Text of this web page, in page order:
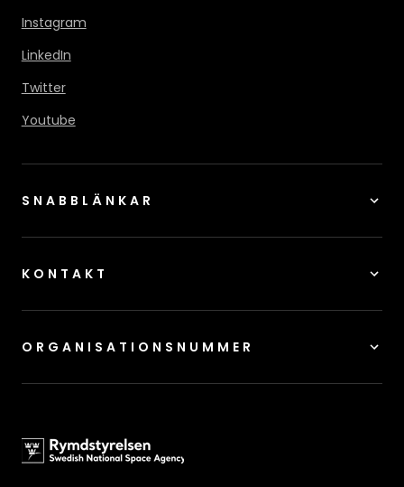
Instagram
LinkedIn
Twitter
Youtube
SNABBLÄNKAR
KONTAKT
ORGANISATIONSNUMMER